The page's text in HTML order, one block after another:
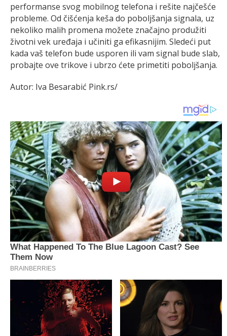
performanse svog mobilnog telefona i rešite najčešće
probleme. Od čišćenja keša do poboljšanja signala, uz
nekoliko malih promena možete značajno produžiti
životni vek uređaja i učiniti ga efikasnijim. Sledeći put
kada vaš telefon bude usporen ili vam signal bude slab,
probajte ove trikove i ubrzo ćete primetiti poboljšanja.
Autor: Iva Besarabić Pink.rs/